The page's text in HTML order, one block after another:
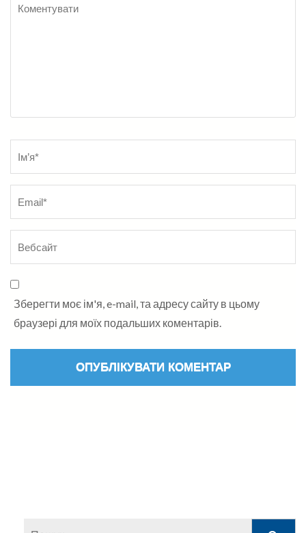
Коментувати
Зберегти моє ім'я, e-mail, та адресу сайту в цьому
браузері для моїх подальших коментарів.